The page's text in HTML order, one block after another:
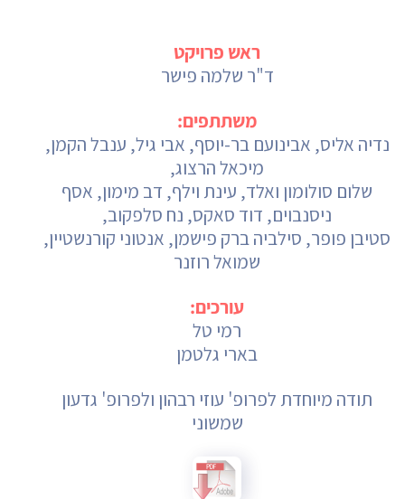
ראש פרויקט
ד"ר שלמה פישר
משתתפים:
נדיה אליס, אבינועם בר-יוסף, אבי גיל, ענבל הקמן,
מיכאל הרצוג,
שלום סולומון ואלד, עינת וילף, דב מימון, אסף
ניסנבוים, דוד סאקס, נח סלפקוב,
סטיבן פופר, סילביה ברק פישמן, אנטוני קורנשטיין,
שמואל רוזנר
עורכים:
רמי טל
בארי גלטמן
תודה מיוחדת לפרופ' עוזי רבהון ולפרופ' גדעון
שמשוני